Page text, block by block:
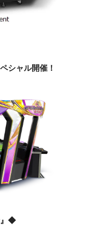
シャル開催！
』◆